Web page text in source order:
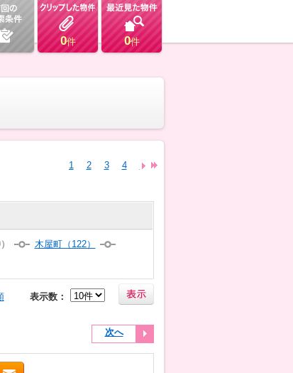
0件 0件
1 2 3 4 5 6
木屋町（122）
表示数：
次へ